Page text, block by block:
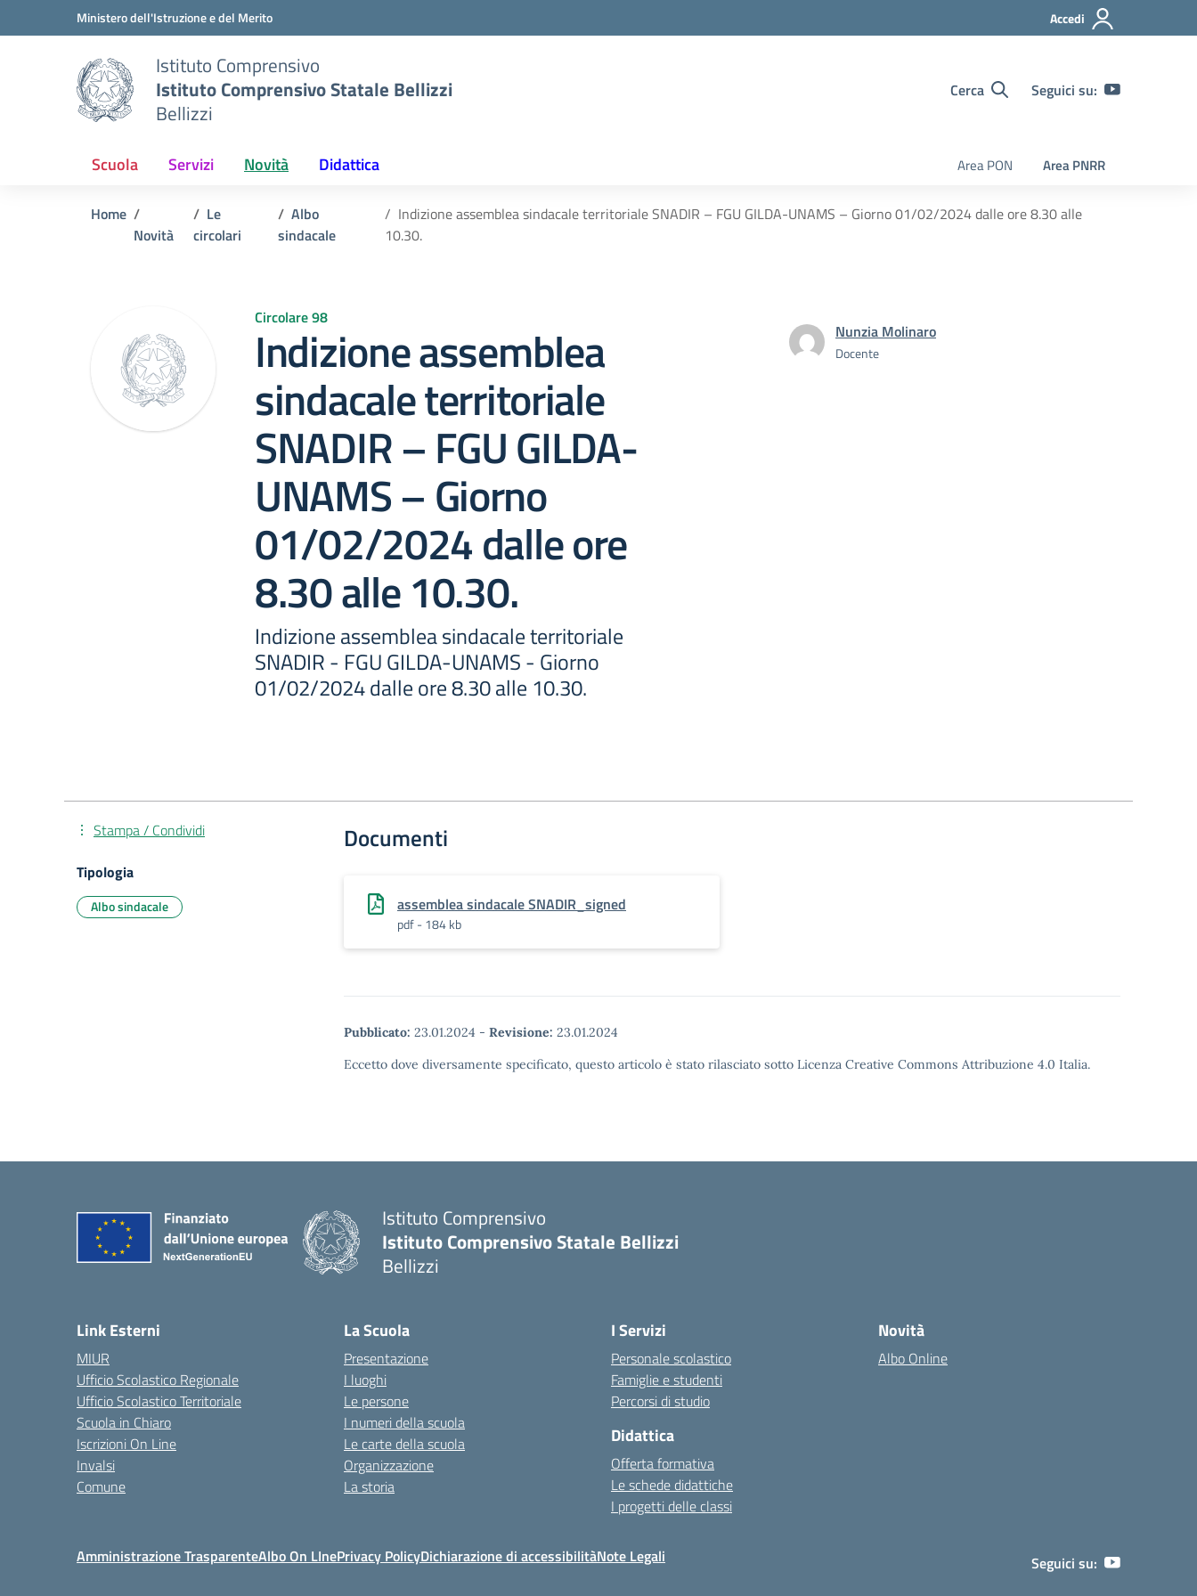
Vai ai contenuti
Vai al menu di navigazioneMinistero dell'Istruzione e del Merito Accedi
Istituto Comprensivo
Istituto Comprensivo Statale Bellizzi
Bellizzi
Cerca Seguici su:
Scuola Servizi Novità Didattica Area PON Area PNRR
Home
Novità
Le
circolari
Albo
sindacale
Indizione assemblea sindacale territoriale SNADIR – FGU GILDA-UNAMS – Giorno 01/02/2024 dalle ore 8.30 alle
10.30.
Circolare 98
Indizione assemblea
sindacale territoriale
SNADIR – FGU GILDA-
UNAMS – Giorno
01/02/2024 dalle ore
8.30 alle 10.30.
Indizione assemblea sindacale territoriale
SNADIR - FGU GILDA-UNAMS - Giorno
01/02/2024 dalle ore 8.30 alle 10.30.
Nunzia Molinaro
Docente
Documenti
assemblea sindacale SNADIR_signed
pdf - 184 kb
Pubblicato: 23.01.2024 - Revisione: 23.01.2024
Eccetto dove diversamente specificato, questo articolo è stato rilasciato sotto Licenza Creative Commons Attribuzione 4.0 Italia.
Stampa / Condividi
Tipologia
Albo sindacale
Istituto Comprensivo
Istituto Comprensivo Statale Bellizzi
Bellizzi
Link Esterni
MIUR
Ufficio Scolastico Regionale
Ufficio Scolastico Territoriale
Scuola in Chiaro
Iscrizioni On Line
Invalsi
Comune
La Scuola
Presentazione
I luoghi
Le persone
I numeri della scuola
Le carte della scuola
Organizzazione
La storia
I Servizi
Personale scolastico
Famiglie e studenti
Percorsi di studio
Didattica
Offerta formativa
Le schede didattiche
I progetti delle classi
Novità
Albo Online
Amministrazione TrasparenteAlbo On LInePrivacy PolicyDichiarazione di accessibilitàNote Legali Seguici su: